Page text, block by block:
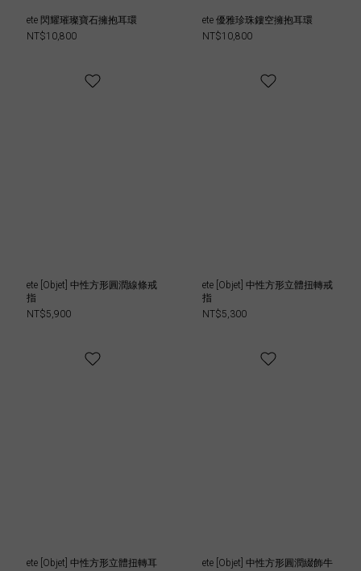
ete 閃耀璀璨寶石擁抱耳環
NT$10,800
ete 優雅珍珠鏤空擁抱耳環
NT$10,800
ete [Objet] 中性方形圓潤線條戒
指
NT$5,900
ete [Objet] 中性方形立體扭轉戒
指
NT$5,300
ete [Objet] 中性方形立體扭轉耳
ete [Objet] 中性方形圓潤綴飾牛